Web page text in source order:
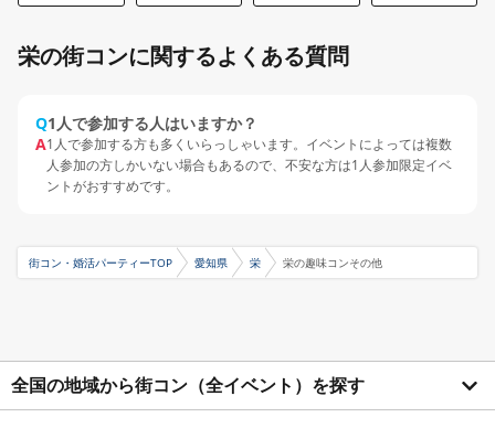
栄の街コンに関するよくある質問
Q1人で参加する人はいますか？
A1人で参加する方も多くいらっしゃいます。イベントによっては複数
人参加の方しかいない場合もあるので、不安な方は1人参加限定イベ
ントがおすすめです。
街コン・婚活パーティーTOP 愛知県 栄 栄の趣味コンその他
全国の地域から街コン（全イベント）を探す